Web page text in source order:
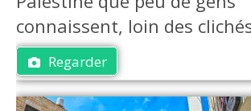
connaissent, loin des
Regarder